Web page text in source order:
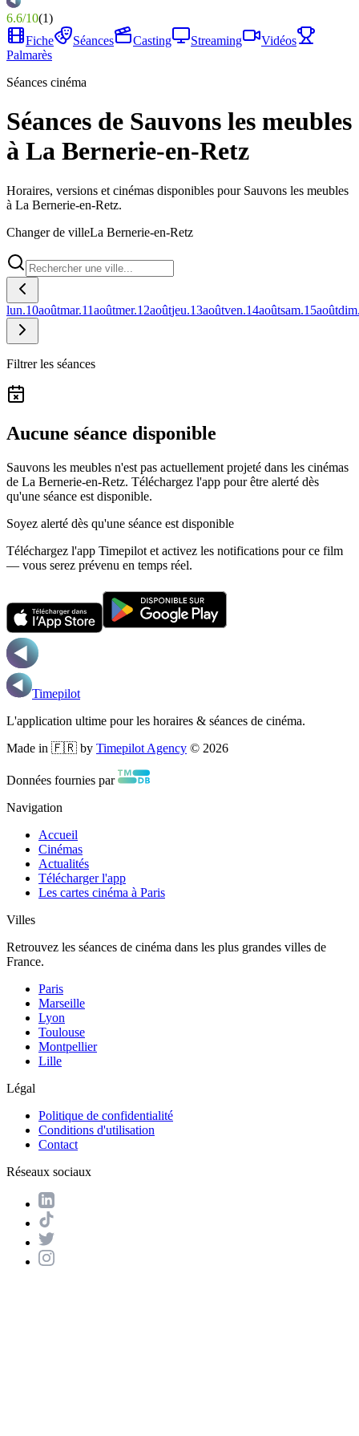
6.6/10(1)
Fiche
Séances Casting Streaming
Vidéos
Palmarès
Séances cinéma
Séances de Sauvons les meubles
à La Bernerie-en-Retz
Horaires, versions et cinémas disponibles pour Sauvons les meubles
à La Bernerie-en-Retz.
Changer de villeLa Bernerie-en-Retz
lun.10aoûtmar.11aoûtmer.12aoûtjeu.13aoûtven.14aoûtsam.15août
Filtrer les séances
Aucune séance disponible
Sauvons les meubles n'est pas actuellement projeté dans les cinémas
de La Bernerie-en-Retz. Téléchargez l'app pour être alerté dès
qu'une séance est disponible.
Soyez alerté dès qu'une séance est disponible
Téléchargez l'app Timepilot et activez les notifications pour ce film
— vous serez prévenu en temps réel.
Timepilot
L'application ultime pour les horaires & séances de cinéma.
Made in 🇫🇷 by Timepilot Agency © 2026
Données fournies par
Navigation
Accueil
Cinémas
Actualités
Télécharger l'app
Les cartes cinéma à Paris
Villes
Retrouvez les séances de cinéma dans les plus grandes villes de
France.
Paris
Marseille
Lyon
Toulouse
Montpellier
Lille
Légal
Politique de confidentialité
Conditions d'utilisation
Contact
Réseaux sociaux